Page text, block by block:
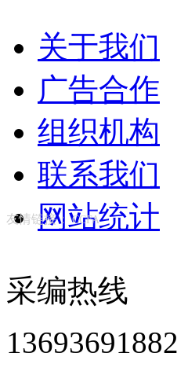
关于我们
广告合作
组织机构
联系我们
网站统计
友情链接： CCFA
采编热线
13693691882